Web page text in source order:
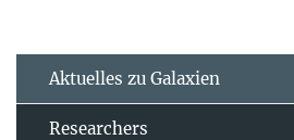
Aktuelles zu Galaxien
Researchers